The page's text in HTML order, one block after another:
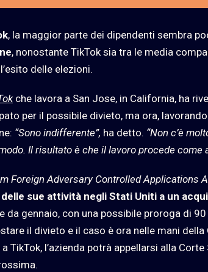
, la maggior parte dei dipendenti sembra
, nonostante TikTok sia tra le media
delle elezioni.
che lavora a San Jose, in California, ha
per il possibile divieto, ma ora,
“Sono indifferente”, ha detto. “Non c’è
Il risultato è che il lavoro procede come
Foreign Adversary Controlled Applications
sue attività negli Stati Uniti a un
gennaio, con una possibile proroga di
il divieto e il caso è ora nelle mani della
TikTok, l’azienda potrà appellarsi alla